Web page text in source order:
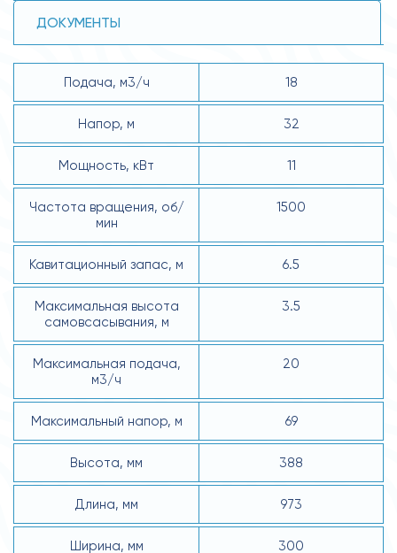
ДОКУМЕНТЫ
Подача, м3/ч 18
Напор, м 32
Мощность, кВт 11
Частота вращения, об/
мин
1500
Кавитационный запас, м 6.5
Максимальная высота
самовсасывания, м
3.5
Максимальная подача,
м3/ч
20
Максимальный напор, м 69
Высота, мм 388
Длина, мм 973
Ширина, мм 300